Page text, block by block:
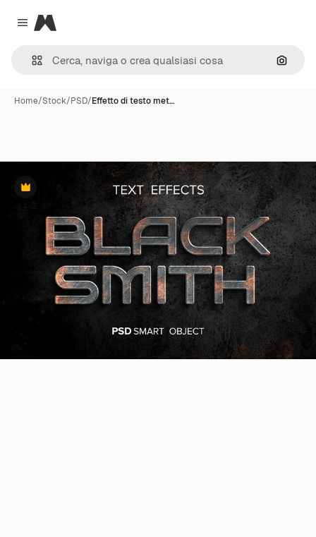
Close menu
Magnific
Cerca
Home/Stock/PSD/Effetto di testo met…
Premium